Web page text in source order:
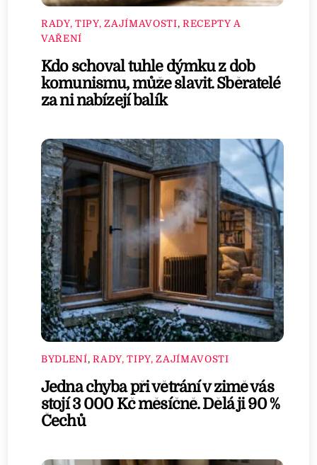
RADY, TIPY, ZAJÍMAVOSTI, RECEPTY A
VAŘENÍ
Kdo schoval tuhle dýmku z dob
komunismu, může slavit. Sběratelé
za ni nabízejí balík
BYDLENÍ,RADY, TIPY, ZAJÍMAVOSTI
Jedna chyba při větrání v zimě vás
stojí 3 000 Kč měsíčně. Dělá ji 90 %
Čechů